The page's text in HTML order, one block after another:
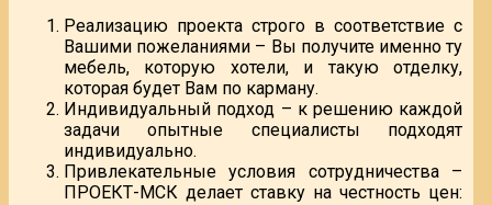
Реализацию проекта строго в соответствие с
Вашими пожеланиями – Вы получите именно ту
мебель, которую хотели, и такую отделку,
которая будет Вам по карману.
Индивидуальный подход – к решению каждой
задачи опытные специалисты подходят
индивидуально.
Привлекательные условия сотрудничества –
ПРОЕКТ-МСК делает ставку на честность цен: